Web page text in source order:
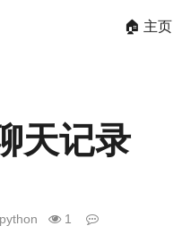
🏠 主页
天记录
python 1